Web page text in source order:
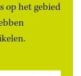
op het gebied